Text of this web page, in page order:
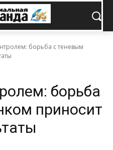
борьба с теневым
борьба
приносит